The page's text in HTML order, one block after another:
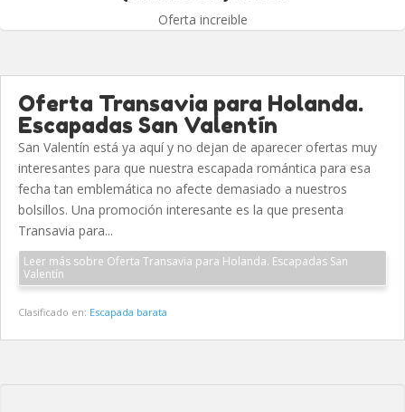
Oferta increible
Oferta Transavia para Holanda.
Escapadas San Valentín
San Valentín está ya aquí y no dejan de aparecer ofertas muy
interesantes para que nuestra escapada romántica para esa
fecha tan emblemática no afecte demasiado a nuestros
bolsillos. Una promoción interesante es la que presenta
Transavia para...
Leer más sobre Oferta Transavia para Holanda. Escapadas San
Valentín
Clasificado en: Escapada barata